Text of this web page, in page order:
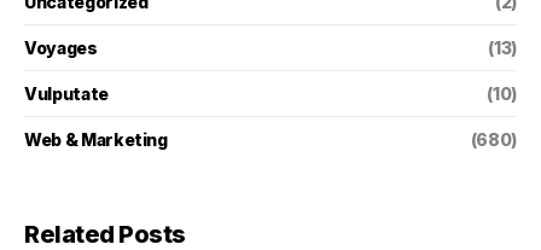
Voyages (13)
Vulputate (10)
Web & Marketing (680)
Related Posts